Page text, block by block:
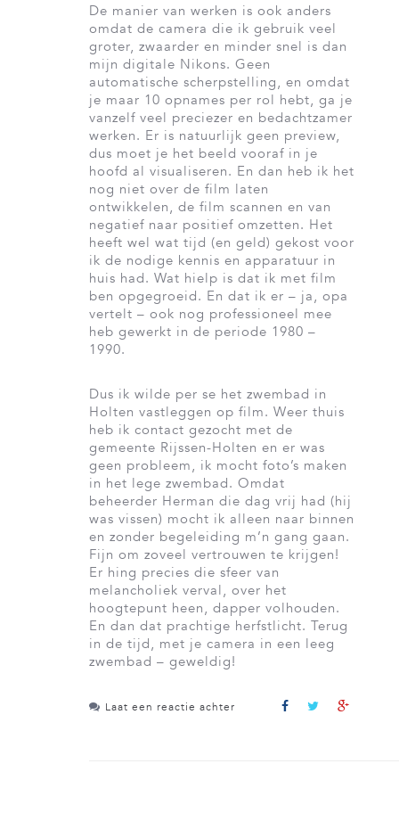
De manier van werken is ook anders
omdat de camera die ik gebruik veel
groter, zwaarder en minder snel is dan
mijn digitale Nikons. Geen
automatische scherpstelling, en omdat
je maar 10 opnames per rol hebt, ga je
vanzelf veel preciezer en bedachtzamer
werken. Er is natuurlijk geen preview,
dus moet je het beeld vooraf in je
hoofd al visualiseren. En dan heb ik het
nog niet over de film laten
ontwikkelen, de film scannen en van
negatief naar positief omzetten. Het
heeft wel wat tijd (en geld) gekost voor
ik de nodige kennis en apparatuur in
huis had. Wat hielp is dat ik met film
ben opgegroeid. En dat ik er – ja, opa
vertelt – ook nog professioneel mee
heb gewerkt in de periode 1980 –
1990.
Dus ik wilde per se het zwembad in
Holten vastleggen op film. Weer thuis
heb ik contact gezocht met de
gemeente Rijssen-Holten en er was
geen probleem, ik mocht foto’s maken
in het lege zwembad. Omdat
beheerder Herman die dag vrij had (hij
was vissen) mocht ik alleen naar binnen
en zonder begeleiding m’n gang gaan.
Fijn om zoveel vertrouwen te krijgen!
Er hing precies die sfeer van
melancholiek verval, over het
hoogtepunt heen, dapper volhouden.
En dan dat prachtige herfstlicht. Terug
in de tijd, met je camera in een leeg
zwembad – geweldig!
Laat een reactie achter